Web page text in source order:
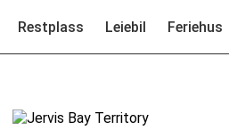
Restplass Leiebil Feriehus